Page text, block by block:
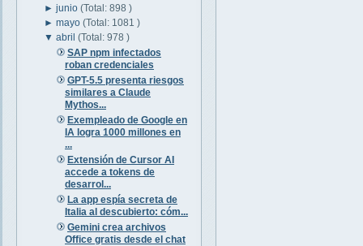
►junio(Total: 898 )
►mayo(Total: 1081 )
▼abril(Total: 978 )
SAP npm infectados
roban credenciales
GPT-5.5 presenta riesgos
similares a Claude
Mythos...
Exempleado de Google en
IA logra 1000 millones en
...
Extensión de Cursor AI
accede a tokens de
desarrol...
La app espía secreta de
Italia al descubierto: cóm...
Gemini crea archivos
Office gratis desde el chat